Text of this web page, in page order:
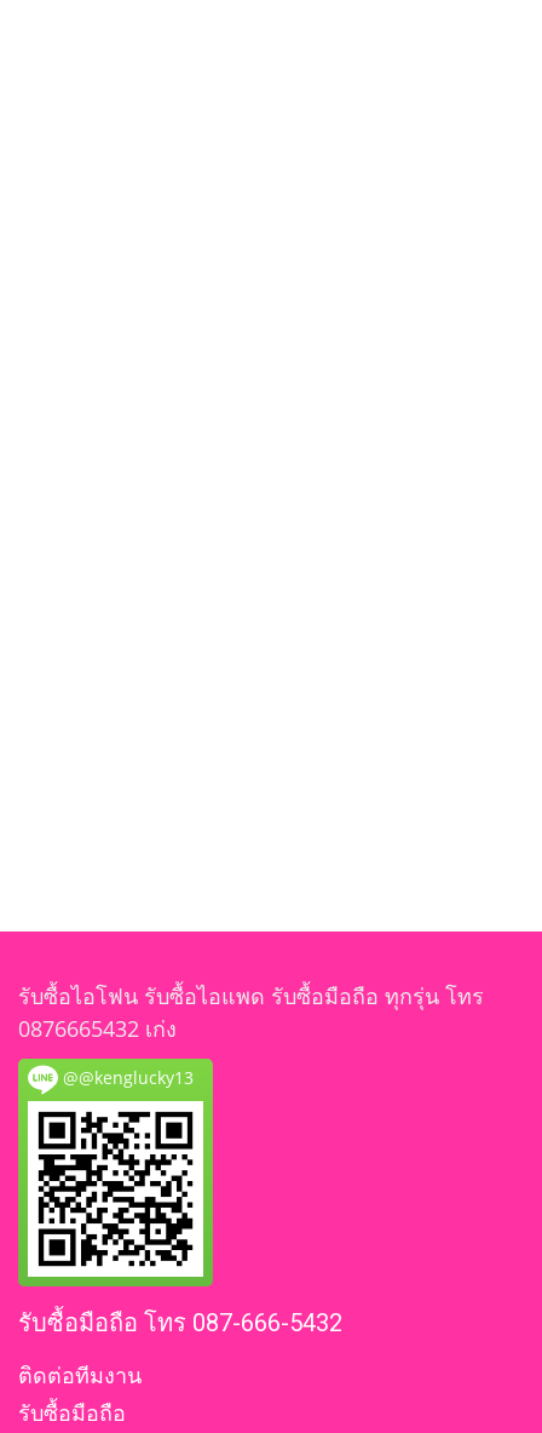
รับซื้อไอโฟน รับซื้อไอแพด รับซื้อมือถือ ทุกรุ่น โทร
0876665432 เก่ง
@@kenglucky13
รับซื้อมือถือ โทร 087-666-5432
ติดต่อทีมงาน
รับซื้อมือถือ